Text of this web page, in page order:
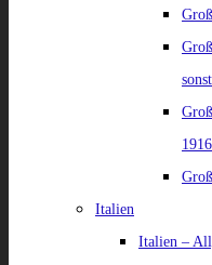
Italien
Italien –